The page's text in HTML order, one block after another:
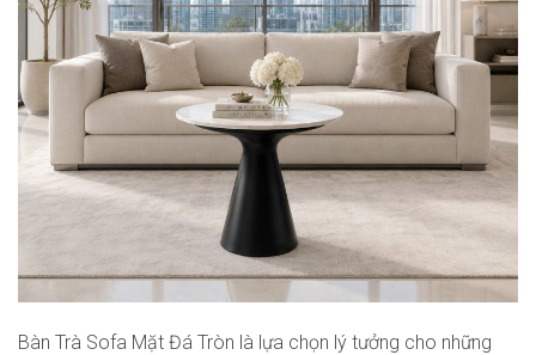
Bàn Trà Sofa Mặt Đá Tròn là lựa chọn lý tưởng cho những